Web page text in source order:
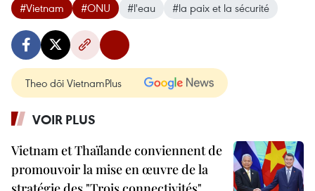
#Vietnam #ONU #l'eau #la paix et la sécurité
Theo dõi VietnamPlus
VOIR PLUS
Vietnam et Thaïlande conviennent de
promouvoir la mise en œuvre de la